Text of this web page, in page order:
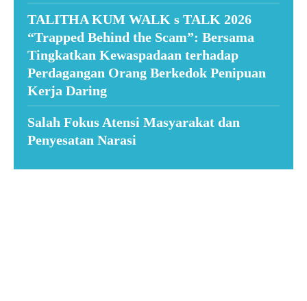
TALITHA KUM WALK s TALK 2026
“Trapped Behind the Scam”: Bersama
Tingkatkan Kewaspadaan terhadap
Perdagangan Orang Berkedok Penipuan
Kerja Daring
Salah Fokus Atensi Masyarakat dan
Penyesatan Narasi